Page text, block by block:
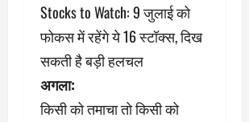
स्ट
ने
वि
Stocks to Watch: 9 जुलाई को
फोकस में रहेंगे ये 16 स्टॉक्स, दिख
सकती है बड़ी हलचल
अगला:
किसी को तमाचा तो किसी को